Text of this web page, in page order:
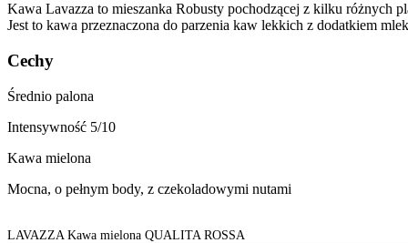
Kawa Lavazza to mieszanka Robusty pochodzącej z kilku różnych
Jest to kawa przeznaczona do parzenia kaw lekkich z dodatkiem
Cechy
Średnio palona
Intensywność 5/10
Kawa mielona
Mocna, o pełnym body, z czekoladowymi nutami
LAVAZZA Kawa mielona QUALITA ROSSA